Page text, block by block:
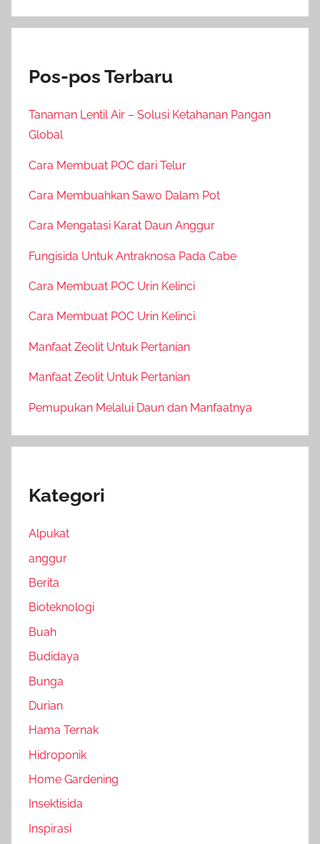
Pos-pos Terbaru
Tanaman Lentil Air – Solusi Ketahanan Pangan
Global
Cara Membuat POC dari Telur
Cara Membuahkan Sawo Dalam Pot
Cara Mengatasi Karat Daun Anggur
Fungisida Untuk Antraknosa Pada Cabe
Cara Membuat POC Urin Kelinci
Cara Membuat POC Urin Kelinci
Manfaat Zeolit Untuk Pertanian
Manfaat Zeolit Untuk Pertanian
Pemupukan Melalui Daun dan Manfaatnya
Kategori
Alpukat
anggur
Berita
Bioteknologi
Buah
Budidaya
Bunga
Durian
Hama Ternak
Hidroponik
Home Gardening
Insektisida
Inspirasi